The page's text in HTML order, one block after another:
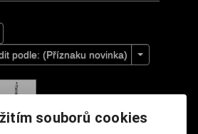
podle: (Příznaku novinka)
souborů cookies